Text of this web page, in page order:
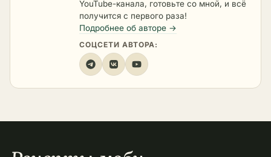
YouTube-канала, готовьте со мной, и всё
получится с первого раза!
Подробнее об авторе →
СОЦСЕТИ АВТОРА: